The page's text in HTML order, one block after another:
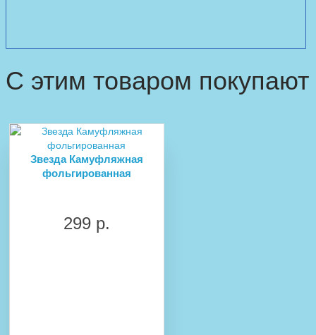
С этим товаром покупают
Звезда Камуфляжная
фольгированная
299 р.